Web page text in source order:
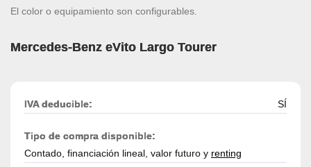
El color o equipamiento son configurables.
Mercedes-Benz eVito Largo Tourer
IVA deducible: SÍ
Tipo de compra disponible:
Contado, financiación lineal, valor futuro y renting